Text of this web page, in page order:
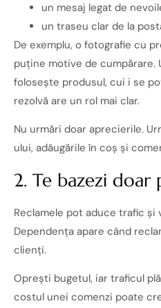
un mesaj legat de
un traseu clar de la
De exemplu, o fotografie cu
puține motive de cumpărare.
folosește produsul, cui i se
rezolvă are un rol mai clar.
Nu urmări doar aprecierile.
ului, adăugările în coș și
2. Te bazezi doar
Reclamele pot aduce trafic
Dependența apare când
clienți.
Oprești bugetul, iar traficul
costul unei comenzi poate